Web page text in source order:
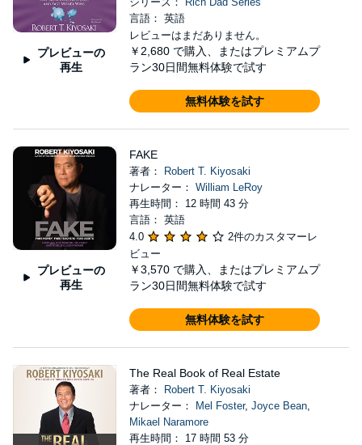
プレビューの
再生
言語： 英語
レビューはまだありません。
￥2,680 で購入、またはプレミアムプ
ラン30日間無料体験で試す
無料体験を試す
プレビューの
再生
FAKE
著者：
Robert T. Kiyosaki
ナレーター： William LeRoy
再生時間： 12 時間 43 分
言語： 英語
4.0
2件のカスタマーレ
ビュー
￥3,570 で購入、またはプレミアムプ
ラン30日間無料体験で試す
無料体験を試す
The Real Book of Real Estate
著者：
Robert T. Kiyosaki
ナレーター：
Mel Foster, Joyce Bean,
Mikael Naramore
再生時間： 17 時間 53 分